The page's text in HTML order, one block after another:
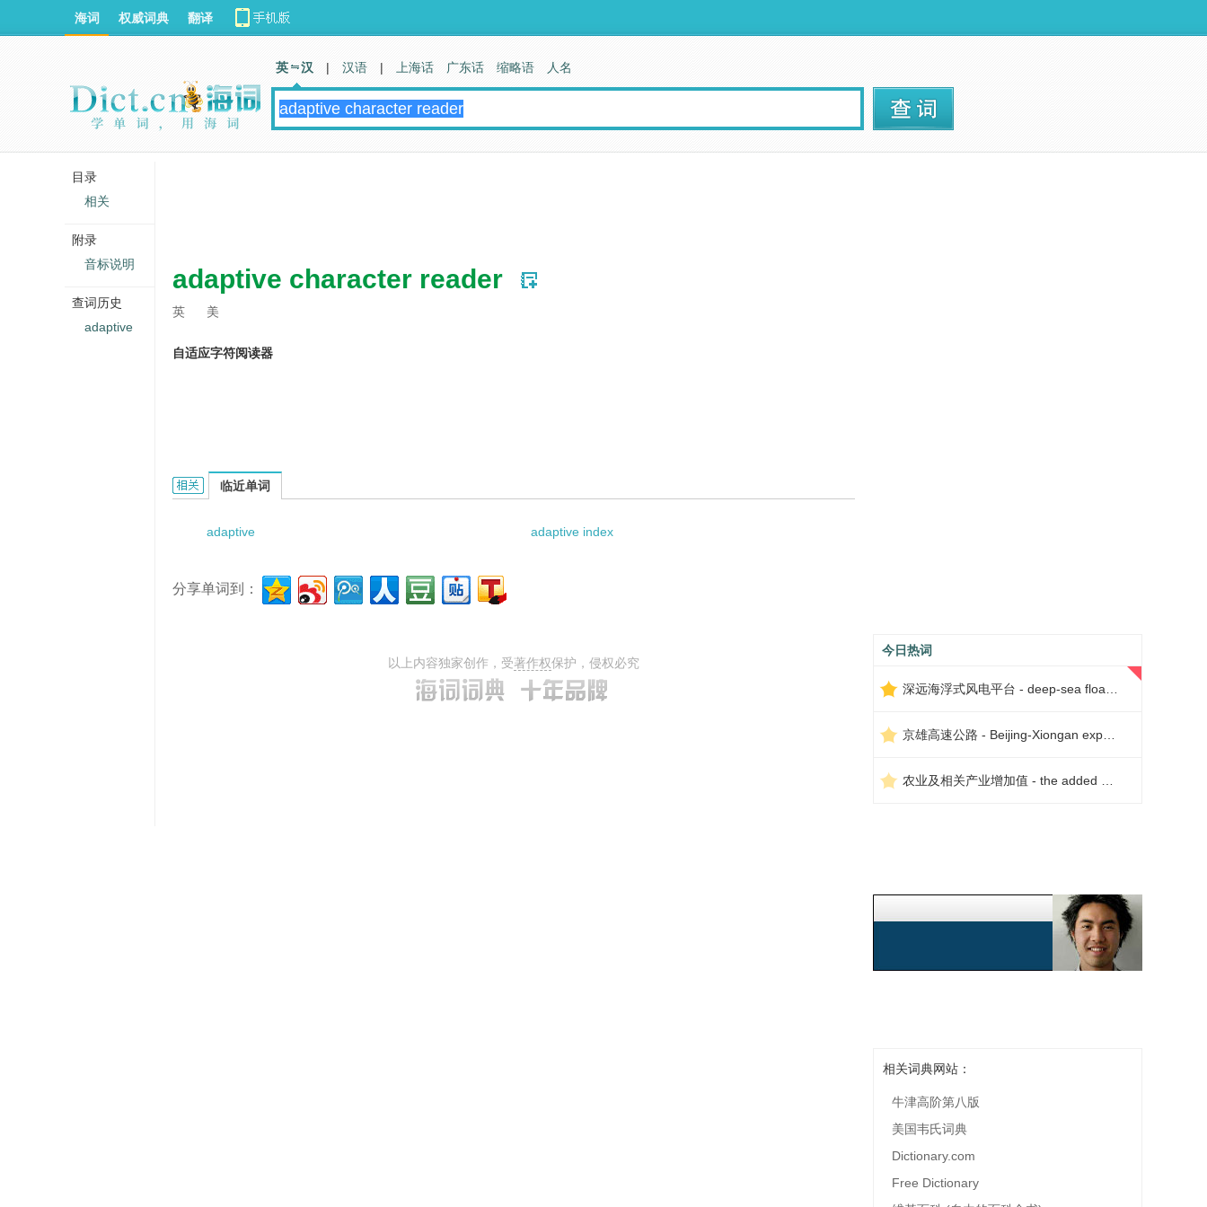
adaptive character reader
英 美
自适应字符阅读器
adaptive character reader的相关资料：
临近单词
adaptive adaptive index
分享单词到：
以上内容独家创作，受著作权保护，侵权必究
今日热词
相关词典网站：
牛津高阶第八版
美国韦氏词典
Dictionary.com
Free Dictionary
海词 权威词典 翻译
英 汉 | 汉语 | 上海话 广东话 缩略语 人名
目录
相关
附录
音标说明
查词历史
adaptive